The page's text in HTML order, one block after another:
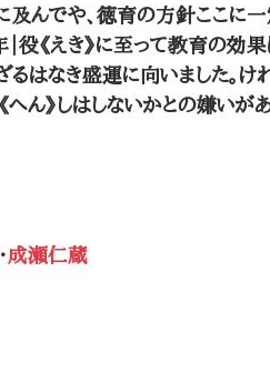
んでや、徳育の方針ここに一
｜役《えき》に至って教育の効
るはなき盛運に向いました。
ん》しはしないかとの嫌いがあ
・成瀬仁蔵